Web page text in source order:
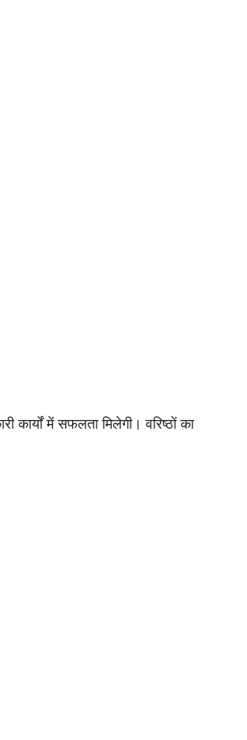
कार्यों में सफलता मिलेगी। वरिष्ठों का